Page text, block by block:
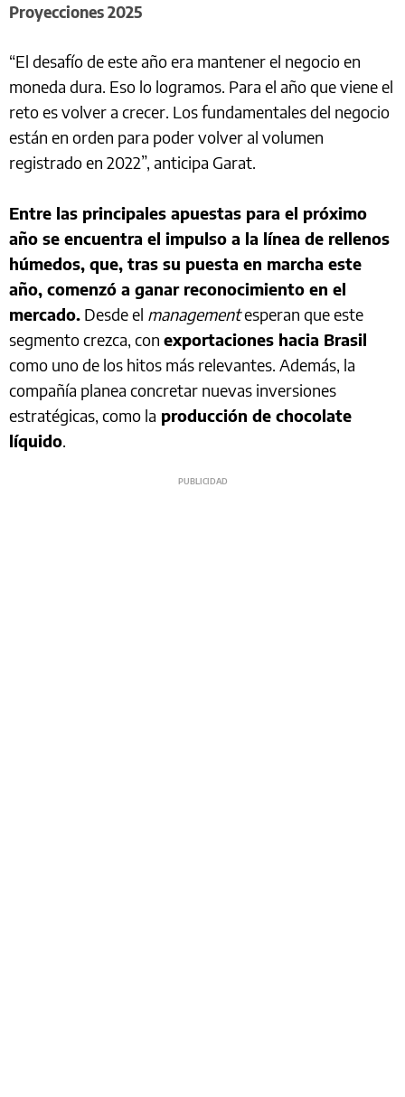
Proyecciones 2025
“El desafío de este año era mantener el negocio en
moneda dura. Eso lo logramos. Para el año que viene el
reto es volver a crecer. Los fundamentales del negocio
están en orden para poder volver al volumen
registrado en 2022”, anticipa Garat.
Entre las principales apuestas para el próximo
año se encuentra el impulso a la línea de rellenos
húmedos, que, tras su puesta en marcha este
año, comenzó a ganar reconocimiento en el
mercado. Desde el managementesperan que este
segmento crezca, con exportaciones hacia Brasil
como uno de los hitos más relevantes. Además, la
compañía planea concretar nuevas inversiones
estratégicas, como la producción de chocolate
líquido.